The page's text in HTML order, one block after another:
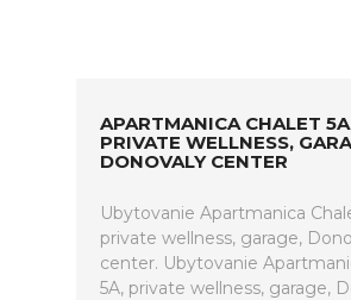
APARTMANICA CHALET
PRIVATE WELLNESS,
DONOVALY CENTER
Ubytovanie Apartmanica
private wellness, garage,
center. Ubytovanie
5A, private wellness, garage,